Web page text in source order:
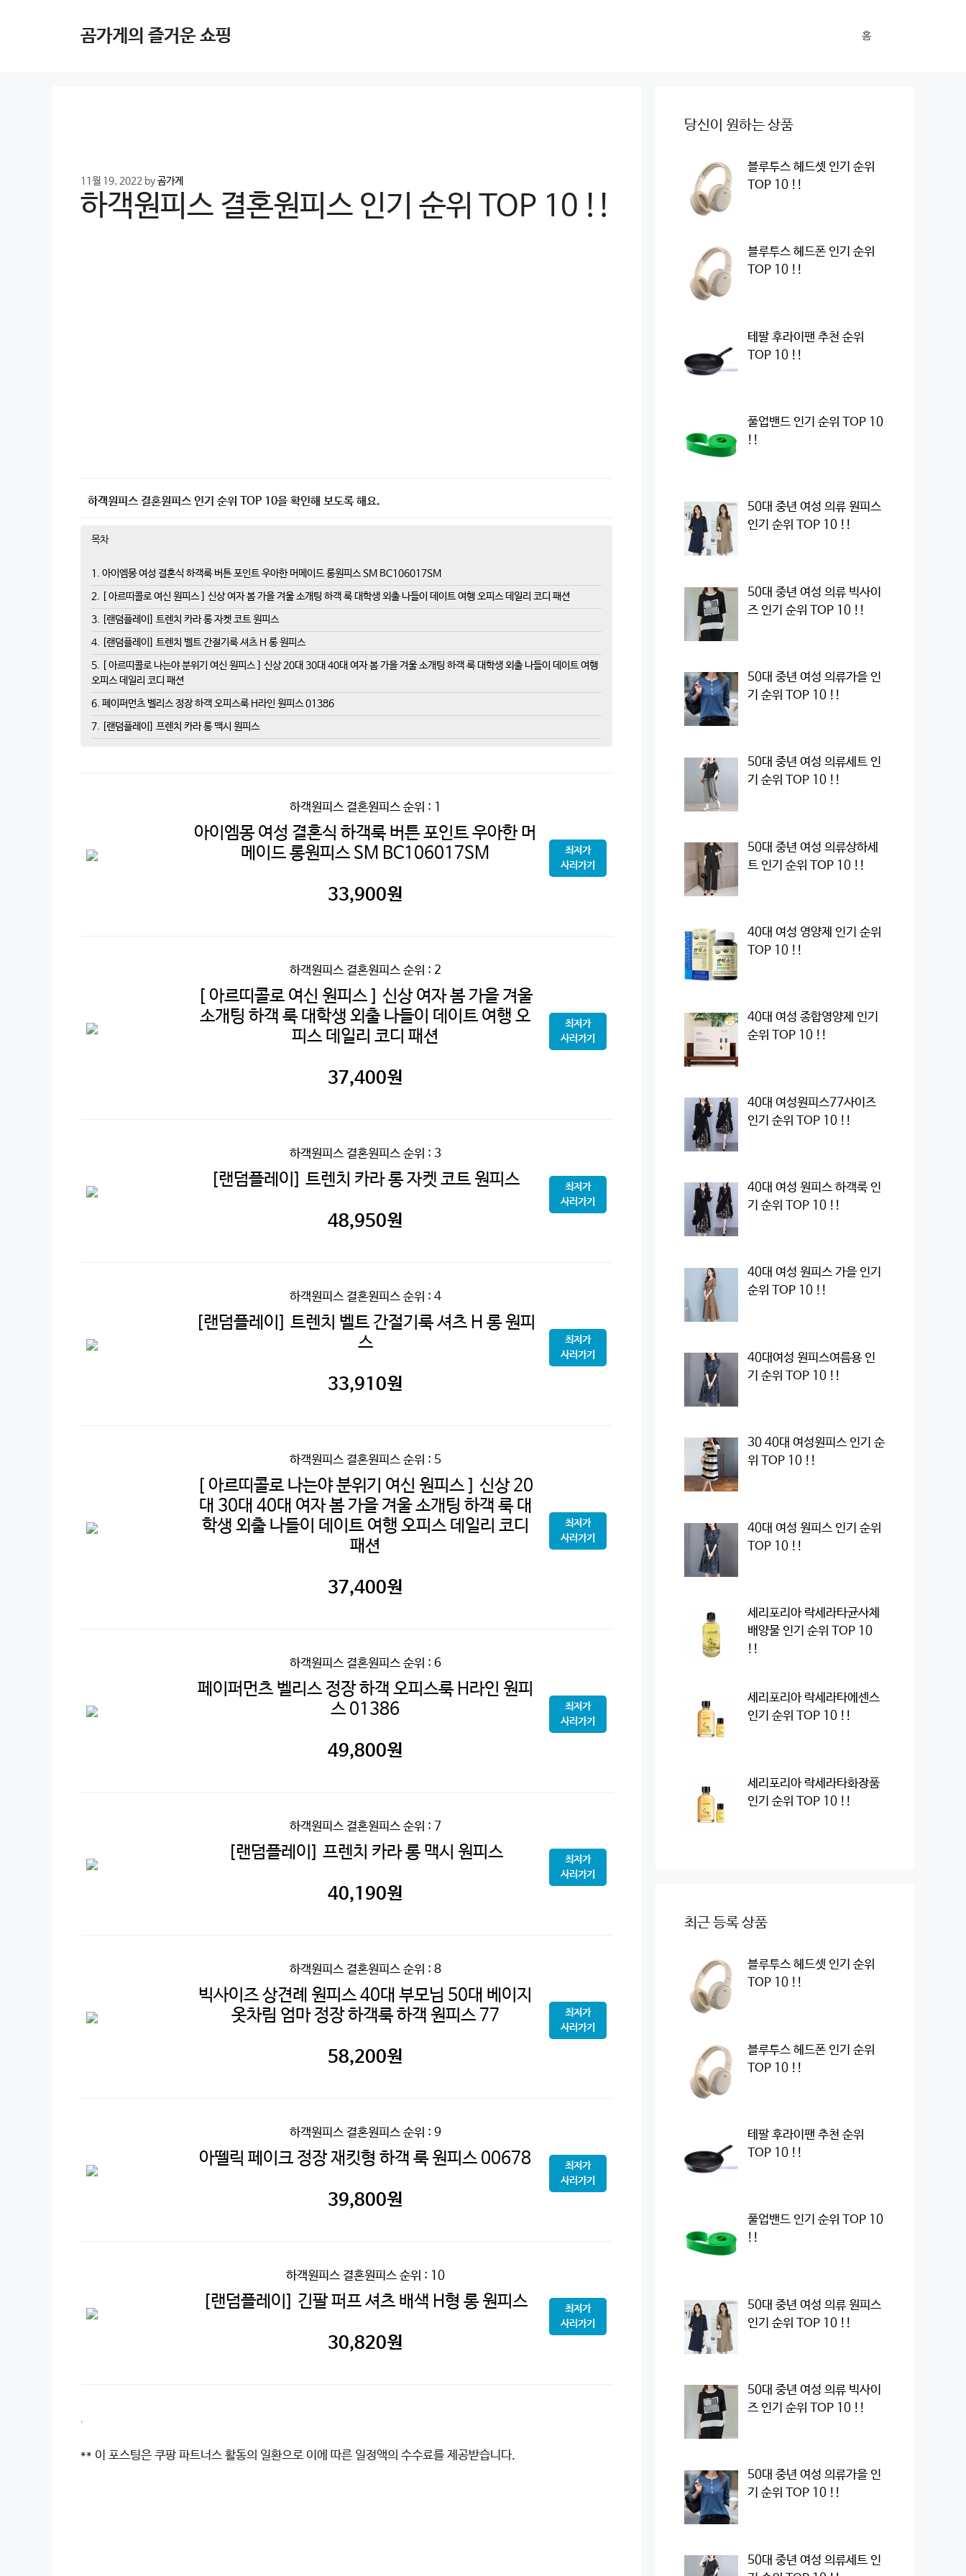
곰가게의 즐거운 쇼핑 홈
11월 19, 2022 by곰가게
하객원피스 결혼원피스 인기 순위 TOP 10 !!
하객원피스 결혼원피스 인기 순위 TOP 10을 확인해 보도록 해요.
목차
1. 아이엠몽 여성 결혼식 하객룩 버튼 포인트 우아한 머메이드 롱원피스 SM BC106017SM
2. [ 아르띠콜로 여신 원피스 ] 신상 여자 봄 가을 겨울 소개팅 하객 룩 대학생 외출 나들이 데이트 여행 오피스 데일리 코디 패션
3. [랜덤플레이] 트렌치 카라 롱 자켓 코트 원피스
4. [랜덤플레이] 트렌치 벨트 간절기룩 셔츠 H 롱 원피스
5. [ 아르띠콜로 나는야 분위기 여신 원피스 ] 신상 20대 30대 40대 여자 봄 가을 겨울 소개팅 하객 룩 대학생 외출 나들이 데이트 여행
오피스 데일리 코디 패션
6. 페이퍼먼츠 벨리스 정장 하객 오피스룩 H라인 원피스 01386
7. [랜덤플레이] 프렌치 카라 롱 맥시 원피스
하객원피스 결혼원피스순위 : 1
아이엠몽 여성 결혼식 하객룩 버튼 포인트 우아한 머
메이드 롱원피스 SM BC106017SM
33,900원
최저가
사러가기
하객원피스 결혼원피스순위 : 2
[ 아르띠콜로 여신 원피스 ] 신상 여자 봄 가을 겨울
소개팅 하객 룩 대학생 외출 나들이 데이트 여행 오
피스 데일리 코디 패션
37,400원
최저가
사러가기
하객원피스 결혼원피스순위 : 3
[랜덤플레이] 트렌치 카라 롱 자켓 코트 원피스
48,950원
최저가
사러가기
하객원피스 결혼원피스순위 : 4
[랜덤플레이] 트렌치 벨트 간절기룩 셔츠 H 롱 원피
스
33,910원
최저가
사러가기
하객원피스 결혼원피스순위 : 5
[ 아르띠콜로 나는야 분위기 여신 원피스 ] 신상 20
대 30대 40대 여자 봄 가을 겨울 소개팅 하객 룩 대
학생 외출 나들이 데이트 여행 오피스 데일리 코디
패션
37,400원
최저가
사러가기
하객원피스 결혼원피스순위 : 6
페이퍼먼츠 벨리스 정장 하객 오피스룩 H라인 원피
스 01386
49,800원
최저가
사러가기
하객원피스 결혼원피스순위 : 7
[랜덤플레이] 프렌치 카라 롱 맥시 원피스
40,190원
최저가
사러가기
하객원피스 결혼원피스순위 : 8
빅사이즈 상견례 원피스 40대 부모님 50대 베이지
옷차림 엄마 정장 하객룩 하객 원피스 77
58,200원
최저가
사러가기
하객원피스 결혼원피스순위 : 9
아뗄릭 페이크 정장 재킷형 하객 룩 원피스 00678
39,800원
최저가
사러가기
하객원피스 결혼원피스순위 : 10
[랜덤플레이] 긴팔 퍼프 셔츠 배색 H형 롱 원피스
30,820원
최저가
사러가기
.
** 이 포스팅은 쿠팡 파트너스 활동의 일환으로 이에 따른 일정액의 수수료를 제공받습니다.
당신이 원하는 상품
블루투스 헤드셋 인기 순위
TOP 10 !!
블루투스 헤드폰 인기 순위
TOP 10 !!
테팔 후라이팬 추천 순위
TOP 10 !!
풀업밴드 인기 순위 TOP 10
!!
50대 중년 여성 의류 원피스
인기 순위 TOP 10 !!
50대 중년 여성 의류 빅사이
즈 인기 순위 TOP 10 !!
50대 중년 여성 의류가을 인
기 순위 TOP 10 !!
50대 중년 여성 의류세트 인
기 순위 TOP 10 !!
50대 중년 여성 의류상하세
트 인기 순위 TOP 10 !!
40대 여성 영양제 인기 순위
TOP 10 !!
40대 여성 종합영양제 인기
순위 TOP 10 !!
40대 여성원피스77사이즈
인기 순위 TOP 10 !!
40대 여성 원피스 하객룩 인
기 순위 TOP 10 !!
40대 여성 원피스 가을 인기
순위 TOP 10 !!
40대여성 원피스여름용 인
기 순위 TOP 10 !!
30 40대 여성원피스 인기 순
위 TOP 10 !!
40대 여성 원피스 인기 순위
TOP 10 !!
세리포리아 락세라타균사체
배양물 인기 순위 TOP 10
!!
세리포리아 락세라타에센스
인기 순위 TOP 10 !!
세리포리아 락세라타화장품
인기 순위 TOP 10 !!
최근 등록 상품
블루투스 헤드셋 인기 순위
TOP 10 !!
블루투스 헤드폰 인기 순위
TOP 10 !!
테팔 후라이팬 추천 순위
TOP 10 !!
풀업밴드 인기 순위 TOP 10
!!
50대 중년 여성 의류 원피스
인기 순위 TOP 10 !!
50대 중년 여성 의류 빅사이
즈 인기 순위 TOP 10 !!
50대 중년 여성 의류가을 인
기 순위 TOP 10 !!
50대 중년 여성 의류세트 인